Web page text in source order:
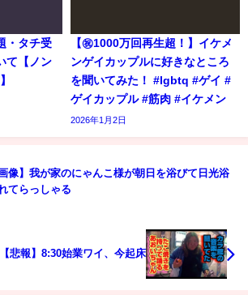
・タチ受
て【ノン
【㊗️1000万回再生超！】イケメ
ンゲイカップルに好きなところ
を聞いてみた！ #lgbtq #ゲイ #
ゲイカップル #筋肉 #イケメン
2026年1月2日
画像】我が家のにゃんこ様が朝日を浴びて日光浴
てらっしゃる
【悲報】8:30始業ワイ、今起床